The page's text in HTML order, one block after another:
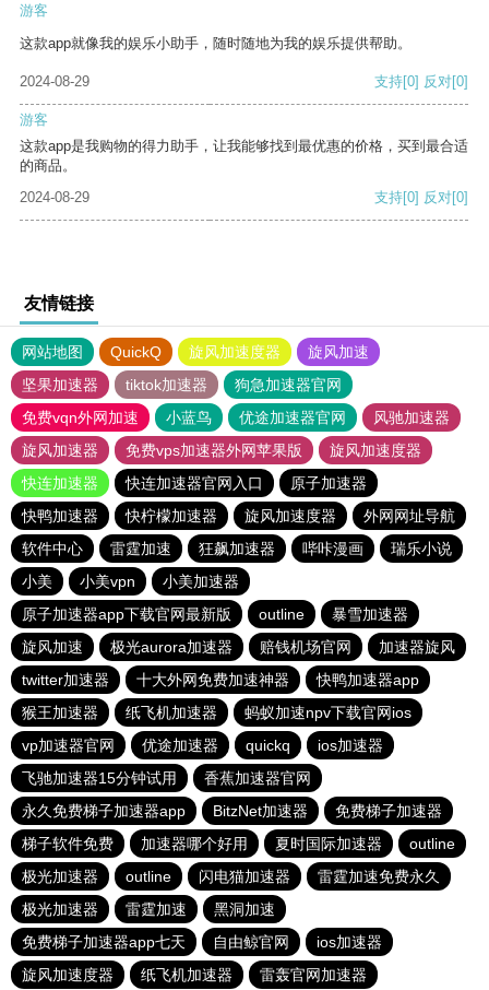
游客
这款app就像我的娱乐小助手，随时随地为我的娱乐提供帮助。
2024-08-29 支持[0] 反对[0]
游客
这款app是我购物的得力助手，让我能够找到最优惠的价格，买到最合适
的商品。
2024-08-29
支持[0] 反对[0]
友情链接
网站地图 QuickQ 旋风加速度器
旋风加速
坚果加速器
tiktok加速器
狗急加速器官网
免费vqn外网加速
小蓝鸟 优途加速器官网
风驰加速器
旋风加速器
免费vps加速器外网苹果版
旋风加速度器
快连加速器
快连加速器官网入口
原子加速器
快鸭加速器
快柠檬加速器 旋风加速度器
外网网址导航
软件中心
雷霆加速 狂飙加速器 哔咔漫画
瑞乐小说
小美
小美vpn
小美加速器
原子加速器app下载官网最新版
outline
暴雪加速器
旋风加速
极光aurora加速器 赔钱机场官网
加速器旋风
twitter加速器
十大外网免费加速神器
快鸭加速器app
猴王加速器
纸飞机加速器
蚂蚁加速npv下载官网ios
vp加速器官网
优途加速器 quickq
ios加速器
飞驰加速器15分钟试用
香蕉加速器官网
永久免费梯子加速器app
BitzNet加速器
免费梯子加速器
梯子软件免费
加速器哪个好用 夏时国际加速器
outline
极光加速器
outline 闪电猫加速器
雷霆加速免费永久
极光加速器
雷霆加速
黑洞加速
免费梯子加速器app七天
自由鲸官网
ios加速器
旋风加速度器
纸飞机加速器 雷轰官网加速器